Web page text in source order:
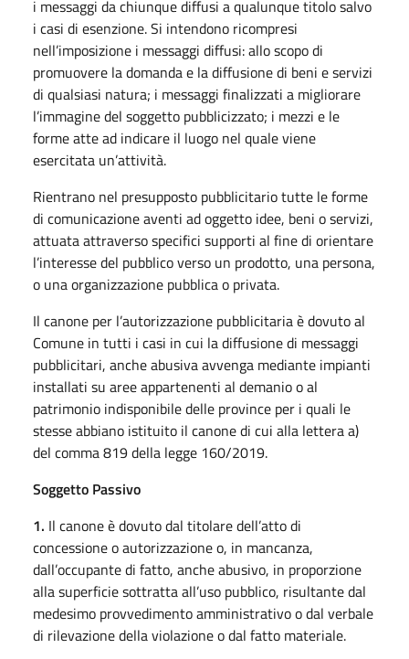
i messaggi da chiunque diffusi a qualunque titolo salvo
i casi di esenzione. Si intendono ricompresi
nell’imposizione i messaggi diffusi: allo scopo di
promuovere la domanda e la diffusione di beni e servizi
di qualsiasi natura; i messaggi finalizzati a migliorare
l’immagine del soggetto pubblicizzato; i mezzi e le
forme atte ad indicare il luogo nel quale viene
esercitata un’attività.
Rientrano nel presupposto pubblicitario tutte le forme
di comunicazione aventi ad oggetto idee, beni o servizi,
attuata attraverso specifici supporti al fine di orientare
l’interesse del pubblico verso un prodotto, una persona,
o una organizzazione pubblica o privata.
Il canone per l’autorizzazione pubblicitaria è dovuto al
Comune in tutti i casi in cui la diffusione di messaggi
pubblicitari, anche abusiva avvenga mediante impianti
installati su aree appartenenti al demanio o al
patrimonio indisponibile delle province per i quali le
stesse abbiano istituito il canone di cui alla lettera a)
del comma 819 della legge 160/2019.
Soggetto Passivo
1. Il canone è dovuto dal titolare dell’atto di
concessione o autorizzazione o, in mancanza,
dall’occupante di fatto, anche abusivo, in proporzione
alla superficie sottratta all’uso pubblico, risultante dal
medesimo provvedimento amministrativo o dal verbale
di rilevazione della violazione o dal fatto materiale.